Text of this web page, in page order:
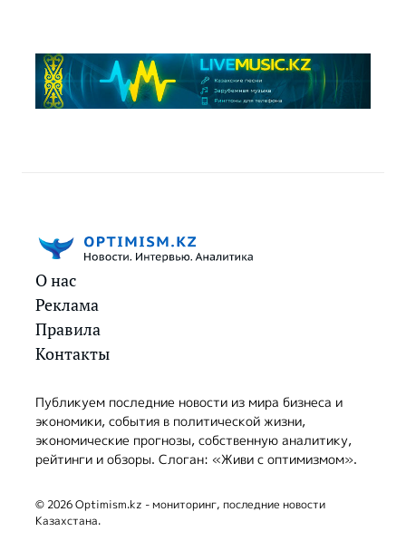
О нас
Реклама
Правила
Контакты
Публикуем последние новости из мира бизнеса и
экономики, события в политической жизни,
экономические прогнозы, собственную аналитику,
рейтинги и обзоры. Слоган: «Живи с оптимизмом».
© 2026 Optimism.kz - мониторинг, последние новости
Казахстана.